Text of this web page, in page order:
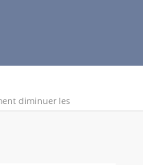
diminuer les